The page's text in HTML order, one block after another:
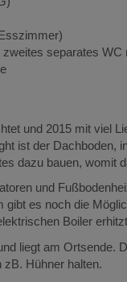
separates
und 2015 mit viel
ist der Dachboden,
dazu bauen, womit
und
gibt es noch die
Boiler
liegt am Ortsende.
Hühner halten.